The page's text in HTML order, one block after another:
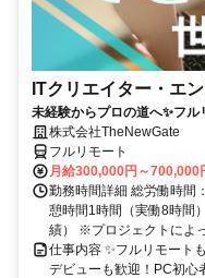
ITクリエイター・エ
未経験からプロの道へ✨フル
株式会社TheNewGate
フルリモート
月給300,000円～700,000
勤務時間詳細 総労働時
憩時間1時間（実働8時間
績） ※プロジェクトによ
仕事内容 ✨フルリモート
デビューも歓迎！PC初心